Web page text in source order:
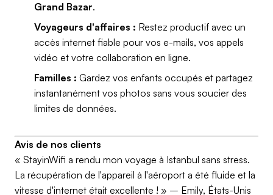
Grand Bazar.
Voyageurs d'affaires : Restez productif avec un
accès internet fiable pour vos e-mails, vos appels
vidéo et votre collaboration en ligne.
Familles : Gardez vos enfants occupés et partagez
instantanément vos photos sans vous soucier des
limites de données.
Avis de nos clients
« StayinWifi a rendu mon voyage à Istanbul sans stress.
La récupération de l'appareil à l'aéroport a été fluide et la
vitesse d'internet était excellente ! » – Emily, États-Unis